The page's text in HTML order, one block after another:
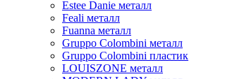
Estee Danie металл
Feali металл
Fuanna металл
Gruppo Colombini металл
Gruppo Colombini пластик
LOUISZONE металл